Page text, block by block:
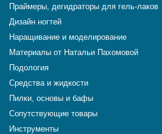
Праймеры, дегидраторы для гель-лаков
Дизайн ногтей
Наращивание и моделирование
Материалы от Натальи Пахомовой
Подология
Средства и жидкости
Пилки, основы и бафы
Сопутствующие товары
Инструменты